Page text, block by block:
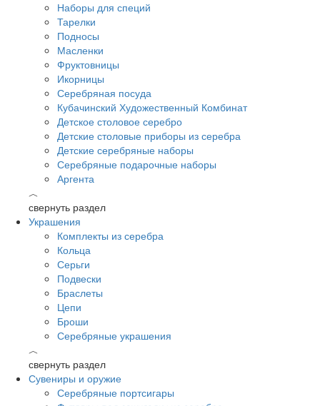
Наборы для специй
Тарелки
Подносы
Масленки
Фруктовницы
Икорницы
Серебряная посуда
Кубачинский Художественный Комбинат
Детское столовое серебро
Детские столовые приборы из серебра
Детские серебряные наборы
Серебряные подарочные наборы
Аргента
︿
свернуть раздел
Украшения
Комплекты из серебра
Кольца
Серьги
Подвески
Браслеты
Цепи
Броши
Серебряные украшения
︿
свернуть раздел
Сувениры и оружие
Серебряные портсигары